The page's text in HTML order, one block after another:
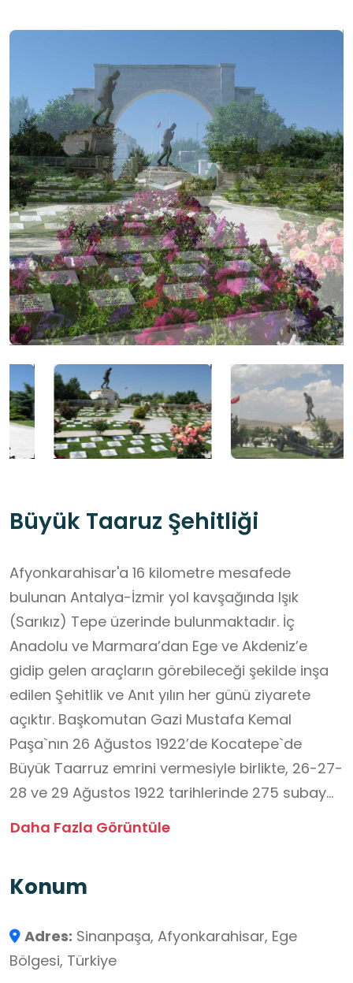
Büyük Taaruz Şehitliği
Afyonkarahisar'a 16 kilometre mesafede
bulunan Antalya-İzmir yol kavşağında Işık
(Sarıkız) Tepe üzerinde bulunmaktadır. İç
Anadolu ve Marmara’dan Ege ve Akdeniz’e
gidip gelen araçların görebileceği şekilde inşa
edilen Şehitlik ve Anıt yılın her günü ziyarete
açıktır. Başkomutan Gazi Mustafa Kemal
Paşa`nın 26 Ağustos 1922’de Kocatepe`de
Büyük Taarruz emrini vermesiyle birlikte, 26-27-
28 ve 29 Ağustos 1922 tarihlerinde 275 subay
ve 2150 Mehmetçik olmak üzere toplam 2425
sembolik bir şehitliktir. 500 adet şehidin mezar
namazgâh vardır. Şehitlik duvarları beyaz
Ayazini taşından yapılmıştır ve girişte 8 metre
Daha Fazla Görüntüle
Konum
Adres: Sinanpaşa, Afyonkarahisar, Ege
Bölgesi, Türkiye